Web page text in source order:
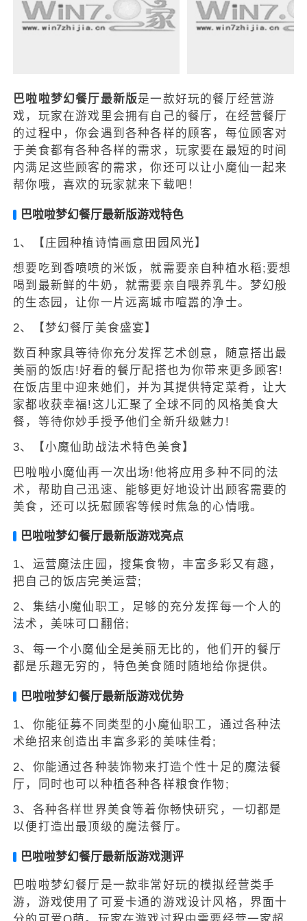
巴啦啦梦幻餐厅最新版是一款好玩的餐厅经营游
戏，玩家在游戏里会拥有自己的餐厅，在经营餐厅
的过程中，你会遇到各种各样的顾客，每位顾客对
于美食都有各种各样的需求，玩家要在最短的时间
内满足这些顾客的需求，你还可以让小魔仙一起来
帮你哦，喜欢的玩家就来下载吧！
巴啦啦梦幻餐厅最新版游戏特色
1、【庄园种植诗情画意田园风光】
想要吃到香喷喷的米饭，就需要亲自种植水稻;要想
喝到最新鲜的牛奶，就需要亲自喂养乳牛。梦幻般
的生态园，让你一片远离城市喧嚣的净士。
2、【梦幻餐厅美食盛宴】
数百种家具等待你充分发挥艺术创意，随意搭出最
美丽的饭店!好看的餐厅配搭也为你带来更多顾客!
在饭店里中迎来她们，并为其提供特定菜肴，让大
家都收获幸福!这儿汇聚了全球不同的风格美食大
餐，等待你妙手授予他们全新升级魅力!
3、【小魔仙助战法术特色美食】
巴啦啦小魔仙再一次出场!他将应用多种不同的法
术，帮助自己迅速、能够更好地设计出顾客需要的
美食，还可以抚慰顾客等候时焦急的心情哦。
巴啦啦梦幻餐厅最新版游戏亮点
1、运营魔法庄园，搜集食物，丰富多彩又有趣，
把自己的饭店完美运营;
2、集结小魔仙职工，足够的充分发挥每一个人的
法术，美味可口翻倍;
3、每一个小魔仙全是美丽无比的，他们开的餐厅
都是乐趣无穷的，特色美食随时随地给你提供。
巴啦啦梦幻餐厅最新版游戏优势
1、你能征募不同类型的小魔仙职工，通过各种法
术绝招来创造出丰富多彩的美味佳肴;
2、你能通过各种装饰物来打造个性十足的魔法餐
厅，同时也可以种植各种各样粮食作物;
3、各种各样世界美食等着你畅快研究，一切都是
以便打造出最顶级的魔法餐厅。
巴啦啦梦幻餐厅最新版游戏测评
巴啦啦梦幻餐厅是一款非常好玩的模拟经营类手
游，游戏使用了可爱卡通的游戏设计风格，界面十